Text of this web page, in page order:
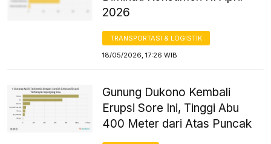
2026
TRANSPORTASI & LOGISTIK
18/05/2026, 17:26 WIB
Gunung Dukono Kembali
Erupsi Sore Ini, Tinggi Abu
400 Meter dari Atas Puncak